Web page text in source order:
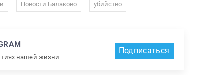
Новости Балаково убийство
нашей жизни
Подписаться